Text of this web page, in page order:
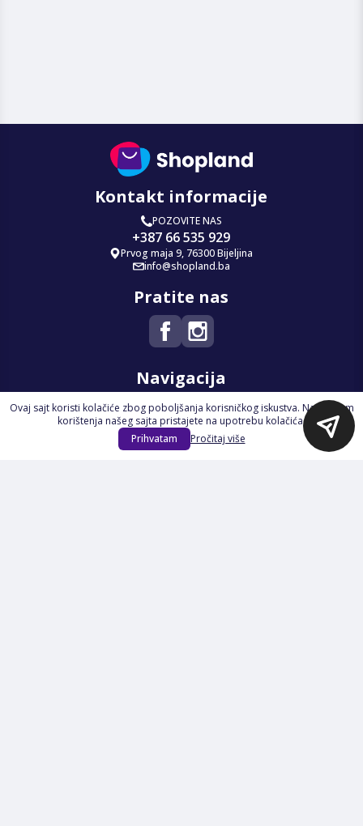
Kontakt informacije
POZOVITE NAS
+387 66 535 929
Prvog maja 9, 76300 Bijeljina
info@shopland.ba
Pratite nas
Navigacija
Početna
Na Akciji
Izdvajamo
Ovaj sajt koristi kolačiće zbog poboljšanja korisničkog iskustva. Nastavkom
korištenja našeg sajta pristajete na upotrebu kolačića.
Prihvatam
Pročitaj više